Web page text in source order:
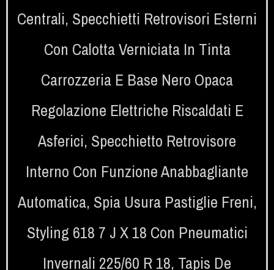
Centrali, Specchietti Retrovisori Esterni
Con Calotta Verniciata In Tinta
Carrozzeria E Base Nero Opaca
Regolazione Elettriche Riscaldati E
Asferici, Specchietto Retrovisore
Interno Con Funzione Anabbagliante
Automatica, Spia Usura Pastiglie Freni,
Styling 618 7 J X 18 Con Pneumatici
Invernali 225/60 R 18, Tapis De